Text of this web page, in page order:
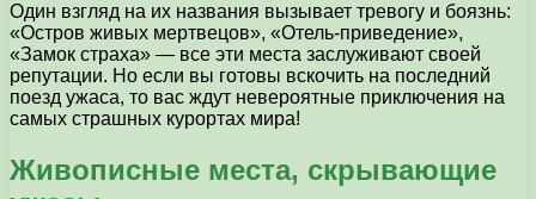
Один взгляд на их названия вызывает тревогу и боязнь:
«Остров живых мертвецов», «Отель-приведение»,
«Замок страха» — все эти места заслуживают своей
репутации. Но если вы готовы вскочить на последний
поезд ужаса, то вас ждут невероятные приключения на
самых страшных курортах мира!
Живописные места, скрывающие